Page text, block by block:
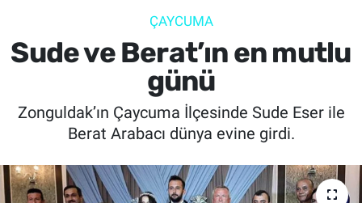
ÇAYCUMA
Sude ve Berat’ın en mutlu
günü
Zonguldak’ın Çaycuma İlçesinde Sude Eser ile
Berat Arabacı dünya evine girdi.
SAĞLIK